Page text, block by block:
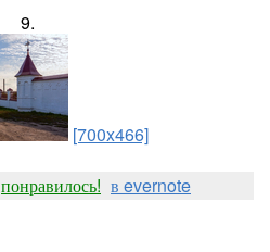
9.
[700x466]
понравилось! в evernote